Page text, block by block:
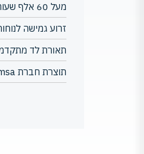
מעל 60 אלף שעות עבודה
זרוע גמישה
תאורת לד
תוצרת חברת Rimsa איטליה